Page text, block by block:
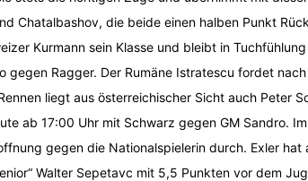
Chatalbashov, die beide einen halben Punkt
Kurmann sein Klasse und bleibt in
Ragger. Der Rumäne Istratescu fordet nach
liegt aus österreichischer Sicht auch Peter
ab 17:00 Uhr mit Schwarz gegen GM Sandro.
gegen die Nationalspielerin durch. Exler hat
Walter Sepetavc mit 5,5 Punkten vor dem